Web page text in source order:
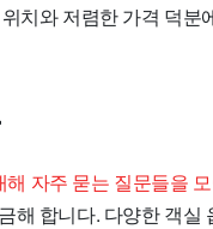
치와 저렴한 가격 덕
자주 묻는 질문들을
해 합니다. 다양한 객